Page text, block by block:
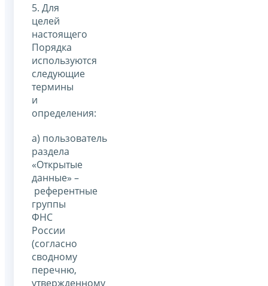
5. Для
целей
настоящего
Порядка
используются
следующие
термины
и
определения:
а) пользователь
раздела
«Открытые
данные» –
референтные
группы
ФНС
России
(согласно
сводному
перечню,
утвержденному